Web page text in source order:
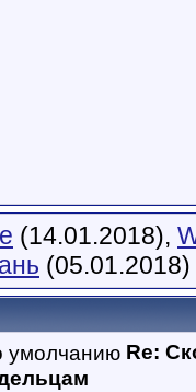
(14.01.2018),
(05.01.2018)
Re: